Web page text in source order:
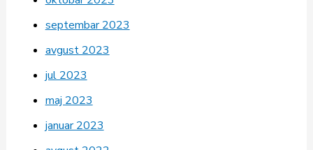
septembar 2023
avgust 2023
jul 2023
maj 2023
januar 2023